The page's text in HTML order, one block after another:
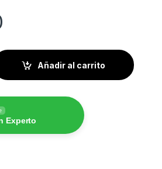
2013 - 2019 - Pantalla HoffBaüer
Añadir al carrito
Experto